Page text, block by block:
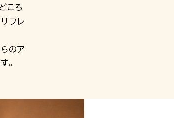
ころ
フレ
のア
。